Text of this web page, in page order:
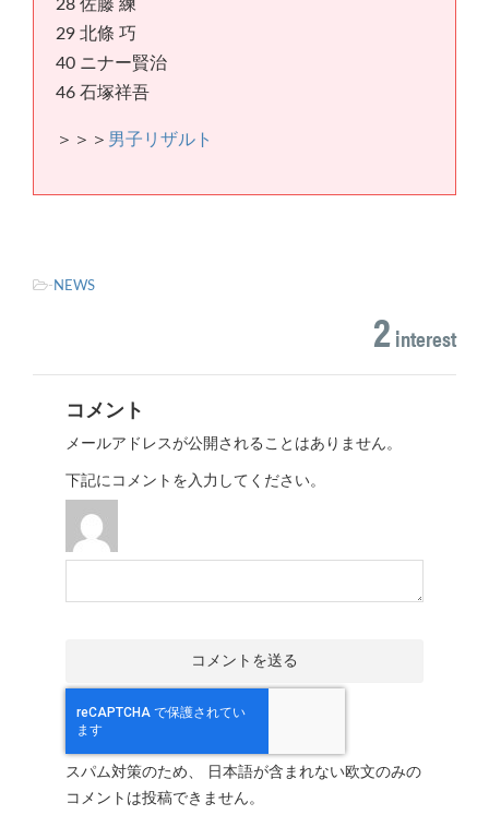
28 佐藤 練
29 北條 巧
40 ニナー賢治
46 石塚祥吾
＞＞＞ 男子リザルト
- NEWS
2interest
コメント
メールアドレスが公開されることはありません。
下記にコメントを入力してください。
スパム対策のため、 日本語が含まれない欧文のみの
コメントは投稿できません。